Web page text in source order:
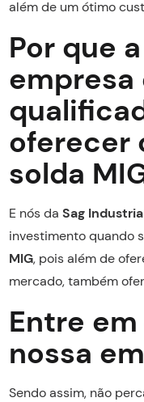
além de um ótimo
Por que
empresa
oferecer
solda
E nós da Sag
investimento quando
MIG, pois além de
mercado, também
Entre
nossa
Sendo assim, não